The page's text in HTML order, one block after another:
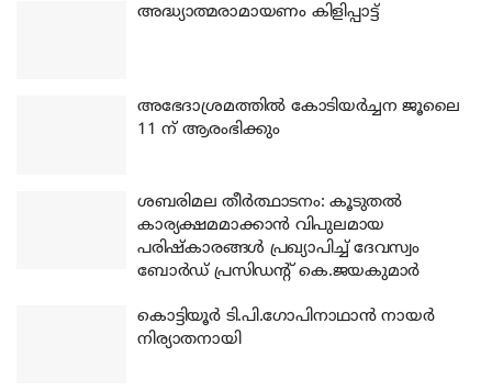
അദ്ധ്യാത്മരാമായണം കിളിപ്പാട്ട്
അഭേദാശ്രമത്തില്‍ കോടിയര്‍ച്ചന ജൂലൈ
11 ന് ആരംഭിക്കും
ശബരിമല തീര്‍ത്ഥാടനം: കൂടുതല്‍
കാര്യക്ഷമമാക്കാന്‍ വിപുലമായ
പരിഷ്‌കാരങ്ങള്‍ പ്രഖ്യാപിച്ച് ദേവസ്വം
ബോര്‍ഡ് പ്രസിഡന്റ് കെ.ജയകുമാര്‍
കൊട്ടിയൂര്‍ ടി.പി.ഗോപിനാഥാന്‍ നായര്‍
നിര്യാതനായി